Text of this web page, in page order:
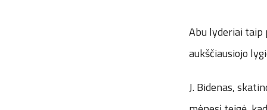
Abu lyderiai taip
aukščiausiojo
J. Bidenas,